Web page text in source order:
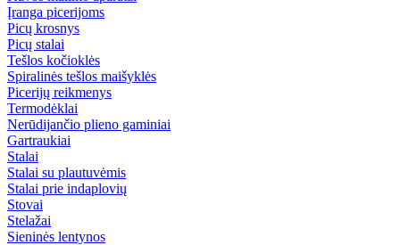
Įranga picerijoms
Picų krosnys
Picų stalai
Tešlos kočioklės
Spiralinės tešlos maišyklės
Picerijų reikmenys
Termodėklai
Nerūdijančio plieno gaminiai
Gartraukiai
Stalai
Stalai su plautuvėmis
Stalai prie indaplovių
Stovai
Stelažai
Sieninės lentynos